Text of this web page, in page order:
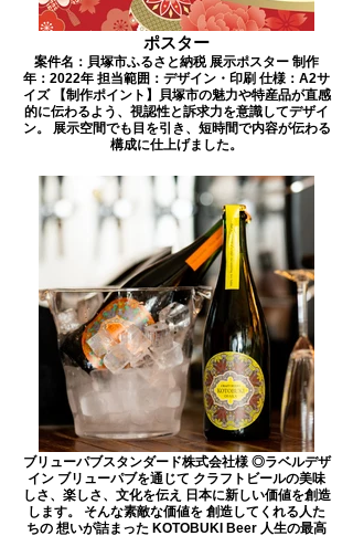
ポスター
案件名：貝塚市ふるさと納税 展示ポスター 制作
年：2022年 担当範囲：デザイン・印刷 仕様：A2サ
イズ 【制作ポイント】貝塚市の魅力や特産品が直感
的に伝わるよう、視認性と訴求力を意識してデザイ
ン。 展示空間でも目を引き、短時間で内容が伝わる
構成に仕上げました。
ブリューパブスタンダード株式会社様 ◎ラベルデザ
イン ブリューパブを通じて クラフトビールの美味
しさ、楽しさ、文化を伝え 日本に新しい価値を創造
します。 そんな素敵な価値を 創造してくれる人た
ちの 想いが詰まった KOTOBUKI Beer 人生の最高